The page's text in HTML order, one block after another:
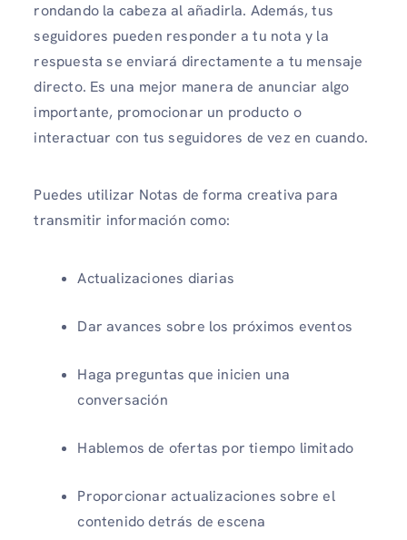
rondando la cabeza al añadirla. Además, tus
seguidores pueden responder a tu nota y la
respuesta se enviará directamente a tu mensaje
directo. Es una mejor manera de anunciar algo
importante, promocionar un producto o
interactuar con tus seguidores de vez en cuando.
Puedes utilizar Notas de forma creativa para
transmitir información como:
Actualizaciones diarias
Dar avances sobre los próximos eventos
Haga preguntas que inicien una
conversación
Hablemos de ofertas por tiempo limitado
Proporcionar actualizaciones sobre el
contenido detrás de escena